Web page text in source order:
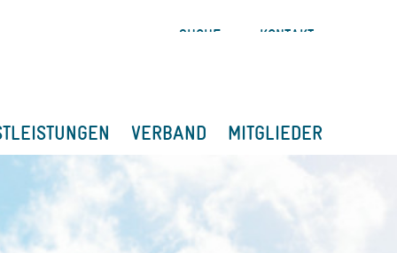
SUCHE KONTAKT
VERBAND MITGLIEDER